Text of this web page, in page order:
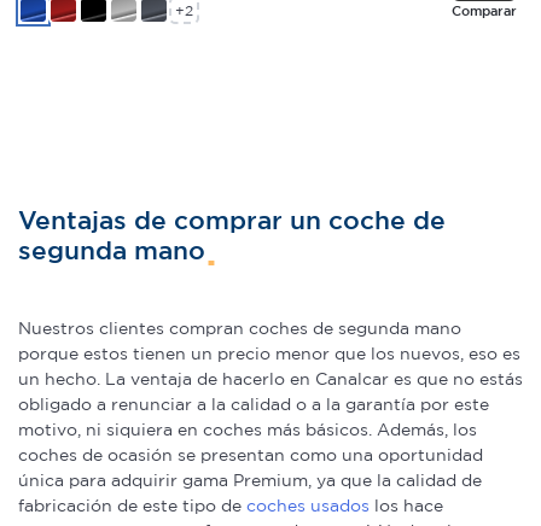
Comparar
+2
Ventajas de comprar un coche de
segunda mano
Nuestros clientes compran coches de segunda mano
porque estos tienen un precio menor que los nuevos, eso es
un hecho. La ventaja de hacerlo en Canalcar es que no estás
obligado a renunciar a la calidad o a la garantía por este
motivo, ni siquiera en coches más básicos. Además, los
coches de ocasión se presentan como una oportunidad
única para adquirir gama Premium, ya que la calidad de
fabricación de este tipo de coches usados los hace